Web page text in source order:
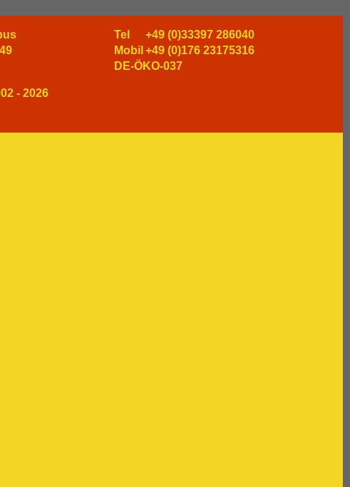
Tel
+49 (0)33397 286040
Mobil +49 (0)176 23175316
DE-ÖKO-037
- 2026